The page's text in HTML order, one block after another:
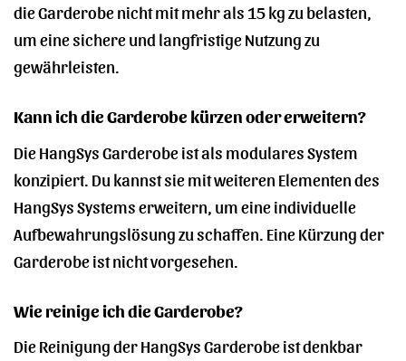
die Garderobe nicht mit mehr als 15 kg zu belasten,
um eine sichere und langfristige Nutzung zu
gewährleisten.
Kann ich die Garderobe kürzen oder erweitern?
Die HangSys Garderobe ist als modulares System
konzipiert. Du kannst sie mit weiteren Elementen des
HangSys Systems erweitern, um eine individuelle
Aufbewahrungslösung zu schaffen. Eine Kürzung der
Garderobe ist nicht vorgesehen.
Wie reinige ich die Garderobe?
Die Reinigung der HangSys Garderobe ist denkbar